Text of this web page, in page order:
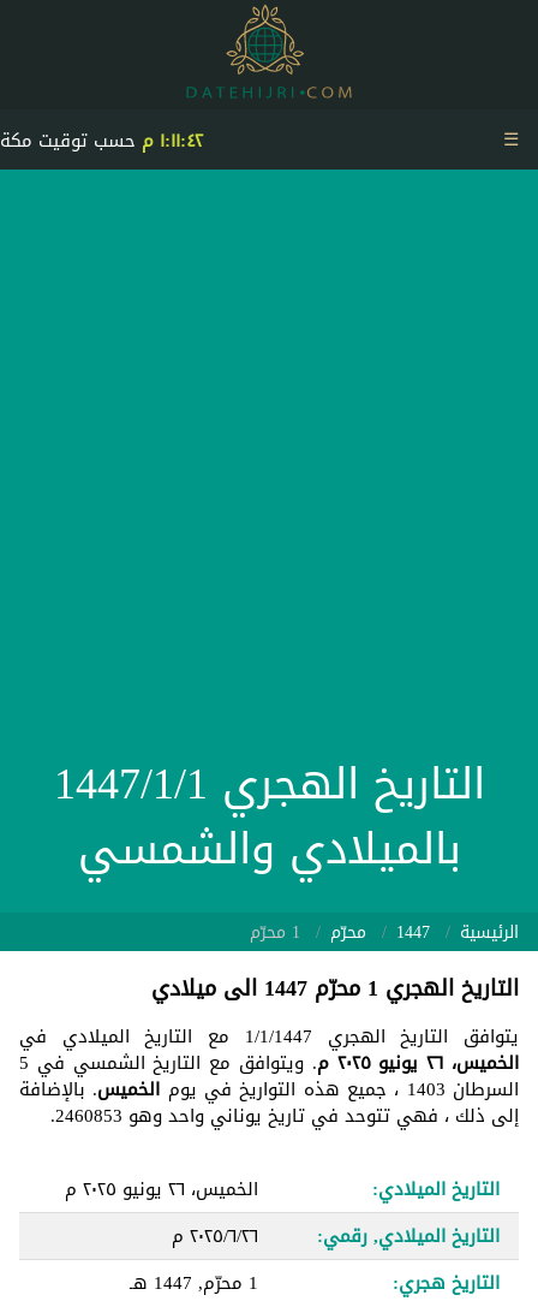
١:١١:٤٢ م حسب توقيت مكة ☰
التاريخ الهجري 1447/1/1
بالميلادي والشمسي
الرئيسية 1447 محرّم 1 محرّم
التاريخ الهجري 1 محرّم 1447 الى ميلادي
يتوافق التاريخ الهجري 1/1/1447 مع التاريخ الميلادي في
الخميس، ٢٦ يونيو ٢٠٢٥ م . ويتوافق مع التاريخ الشمسي في 5
السرطان 1403 ، جميع هذه التواريخ في يوم الخميس. بالإضافة
إلى ذلك ، فهي تتوحد في تاريخ يوناني واحد وهو 2460853.
التاريخ الميلادي:
الخميس، ٢٦ يونيو ٢٠٢٥ م
التاريخ الميلادي, رقمي:
٢٦‏/٦‏/٢٠٢٥ م
التاريخ هجري:
1 محرّم, 1447 هـ